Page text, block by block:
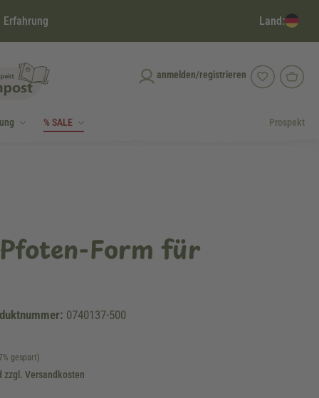
Land:
anmelden/registrieren
% SALE Prospekt
Form für
0740137-500
gespart)
zzgl. Versandkosten